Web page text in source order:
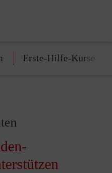
Erste-Hilfe-Kurse